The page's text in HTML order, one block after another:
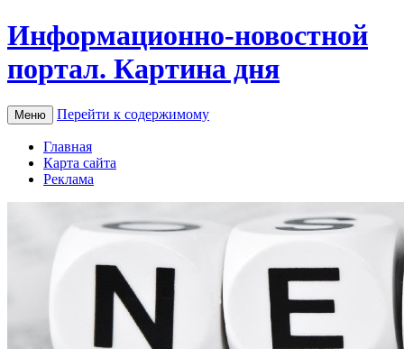
Информационно-новостной
портал. Картина дня
Меню Перейти к содержимому
Главная
Карта сайта
Реклама